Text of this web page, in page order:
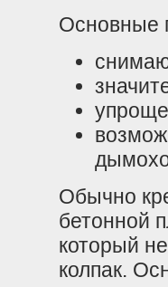
Основные
Обычно
бетонной
который
колпак.